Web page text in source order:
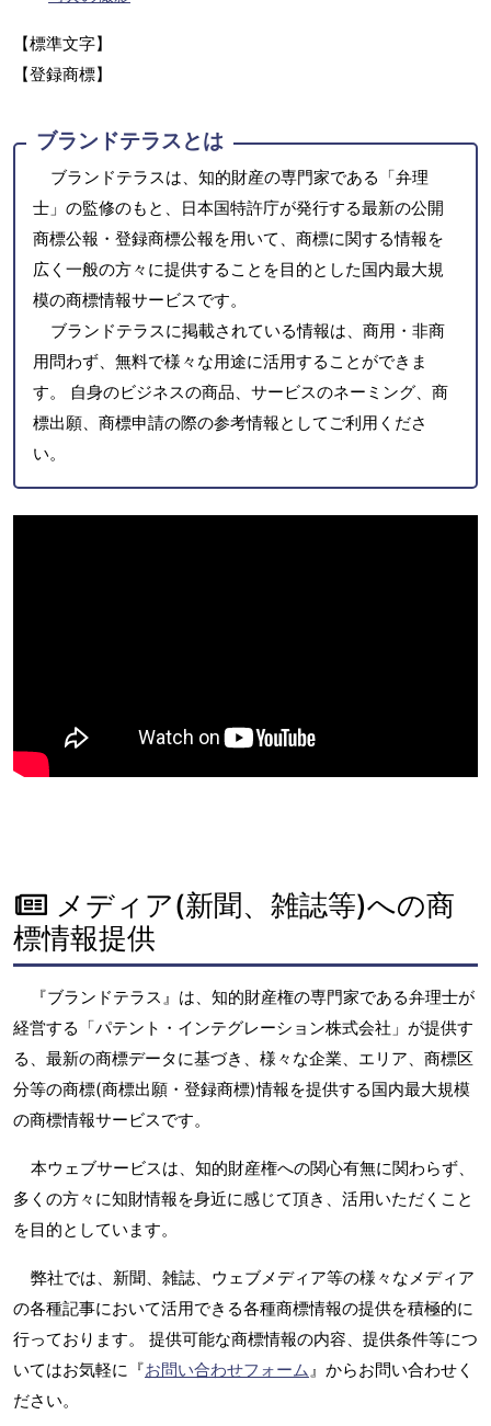
【標準文字】
【登録商標】
ブランドテラスとは
ブランドテラスは、知的財産の専門家である「弁理
士」の監修のもと、日本国特許庁が発行する最新の公開
商標公報・登録商標公報を用いて、商標に関する情報を
広く一般の方々に提供することを目的とした国内最大規
模の商標情報サービスです。
ブランドテラスに掲載されている情報は、商用・非商
用問わず、無料で様々な用途に活用することができま
す。 自身のビジネスの商品、サービスのネーミング、商
標出願、商標申請の際の参考情報としてご利用くださ
い。
メディア(新聞、雑誌等)への商
標情報提供
『ブランドテラス』は、知的財産権の専門家である弁理士が
経営する「パテント・インテグレーション株式会社」が提供す
る、最新の商標データに基づき、様々な企業、エリア、商標区
分等の商標(商標出願・登録商標)情報を提供する国内最大規模
の商標情報サービスです。
本ウェブサービスは、知的財産権への関心有無に関わらず、
多くの方々に知財情報を身近に感じて頂き、活用いただくこと
を目的としています。
弊社では、新聞、雑誌、ウェブメディア等の様々なメディア
の各種記事において活用できる各種商標情報の提供を積極的に
行っております。 提供可能な商標情報の内容、提供条件等につ
いてはお気軽に『お問い合わせフォーム』からお問い合わせく
ださい。